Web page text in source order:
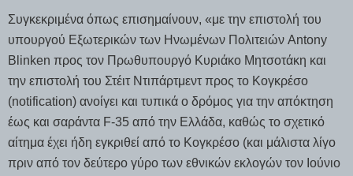
Συγκεκριμένα όπως επισημαίνουν, «με την επιστολή του
υπουργού Εξωτερικών των Ηνωμένων Πολιτειών Antony
Blinken προς τον Πρωθυπουργό Κυριάκο Μητσοτάκη και
την επιστολή του Στέιτ Ντιπάρτμεντ προς το Κογκρέσο
(notification) ανοίγει και τυπικά ο δρόμος για την απόκτηση
έως και σαράντα F-35 από την Ελλάδα, καθώς το σχετικό
αίτημα έχει ήδη εγκριθεί από το Κογκρέσο (και μάλιστα λίγο
πριν από τον δεύτερο γύρο των εθνικών εκλογών τον Ιούνιο